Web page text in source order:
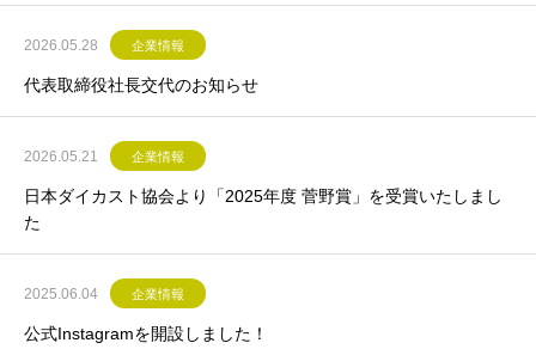
2026.05.28 企業情報
代表取締役社長交代のお知らせ
2026.05.21 企業情報
日本ダイカスト協会より「2025年度 菅野賞」を受賞いたしまし
た
2025.06.04 企業情報
公式Instagramを開設しました！